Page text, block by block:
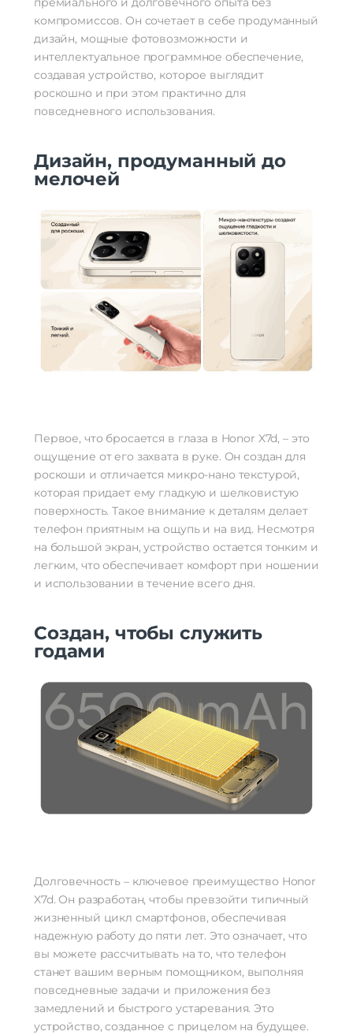
Навигация
Навигация A-GPS, BeiDou, GPS, Galileo, ГЛОНАСС
Дополнительно
Оперативная Память
Гарантия
компромиссов. Он сочетает в себе продуманный
дизайн, мощные фотовозможности и
интеллектуальное программное обеспечение,
создавая устройство, которое выглядит
роскошно и при этом практично для
повседневного использования.
Дизайн, продуманный до
мелочей
Первое, что бросается в глаза в Honor X7d, – это
ощущение от его захвата в руке. Он создан для
роскоши и отличается микро-нано текстурой,
которая придает ему гладкую и шелковистую
поверхность. Такое внимание к деталям делает
телефон приятным на ощупь и на вид. Несмотря
на большой экран, устройство остается тонким и
легким, что обеспечивает комфорт при ношении
и использовании в течение всего дня.
Создан, чтобы служить
годами
Долговечность – ключевое преимущество Honor
X7d. Он разработан, чтобы превзойти типичный
жизненный цикл смартфонов, обеспечивая
надежную работу до пяти лет. Это означает, что
вы можете рассчитывать на то, что телефон
станет вашим верным помощником, выполняя
повседневные задачи и приложения без
замедлений и быстрого устаревания. Это
устройство, созданное с прицелом на будущее.